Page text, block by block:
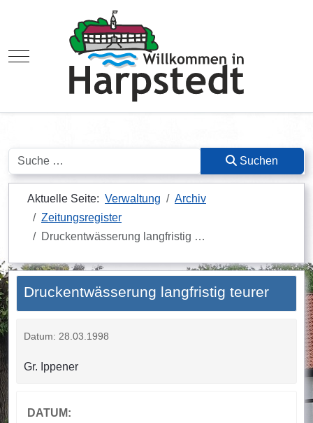
Mobile Menu Toggle
Suchen Suchen
Aktuelle Seite: Verwaltung
Archiv
Zeitungsregister
Druckentwässerung langfristig …
Druckentwässerung langfristig teurer
Datum: 28.03.1998
Gr. Ippener
DATUM: